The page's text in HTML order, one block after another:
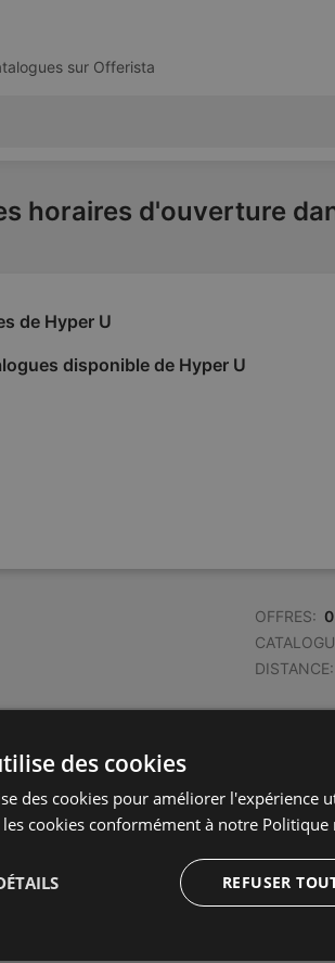
sur Offerista
horaires d'ouverture
de Hyper U
disponible de Hyper U
OFFRES: 0
DISTANCE:
DISTANCE:
des cookies
des cookies pour améliorer l'expérience
cookies conformément à notre Politique
REFUSER